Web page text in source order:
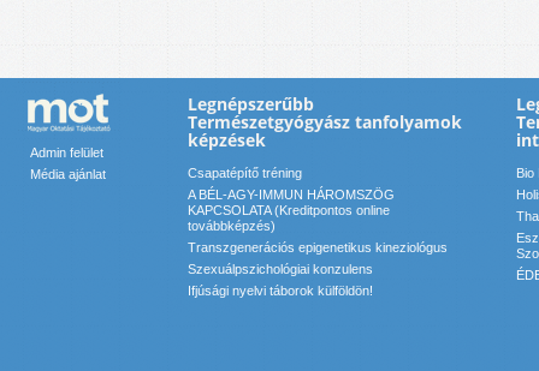
Admin felület
Média ajánlat
Legnépszerűbb
Természetgyógyász tanfolyamok
képzések
Csapatépítő tréning
A BÉL-AGY-IMMUN HÁROMSZÖG
KAPCSOLATA (Kreditpontos online
továbbképzés)
Transzgenerációs epigenetikus kineziológus
Szexuálpszichológiai konzulens
Ifjúsági nyelvi táborok külföldön!